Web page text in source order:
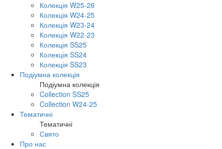
Колекція W25-26
Колекція W24-25
Колекція W23-24
Колекція W22-23
Колекція SS25
Колекція SS24
Колекція SS23
Подіумна колекція
Подіумна колекція
Collection SS25
Collection W24-25
Тематичні
Тематичні
Свято
Про нас